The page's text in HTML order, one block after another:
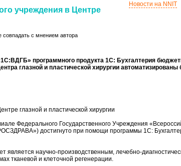
Новости на NNIT
учреждения в Центре
с мнением автора
программного продукта 1С: Бухгалтерия
глазной и пластической хирургии автоматизированы
глазной и пластической хирургии
Федерального Государственного Учреждения
достигнуто при помощи программы 1С:
является научно-производственным, лечебно-
тканевой и клеточной регенерации.